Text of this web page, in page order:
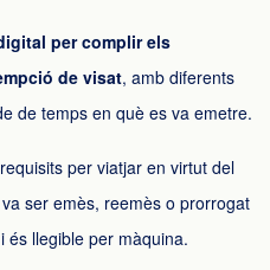
per complir els
de visat, amb diferents
de temps en què es va emetre.
per viatjar en virtut del
ser emès, reemès o prorrogat
és llegible per màquina.